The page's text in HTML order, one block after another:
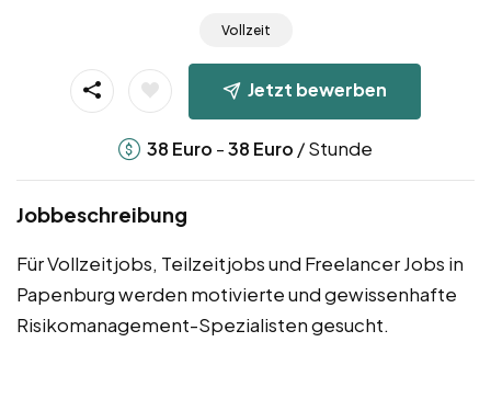
Vollzeit
Jetzt bewerben
38 Euro -38 Euro / Stunde
Jobbeschreibung
Für Vollzeitjobs, Teilzeitjobs und Freelancer Jobs in
Papenburg werden motivierte und gewissenhafte
Risikomanagement-Spezialisten gesucht.